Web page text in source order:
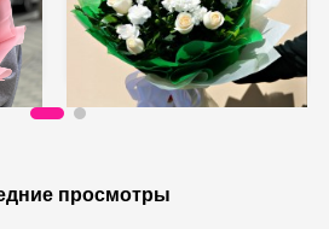
101 роза | Белые розовые красные розы
просмотры